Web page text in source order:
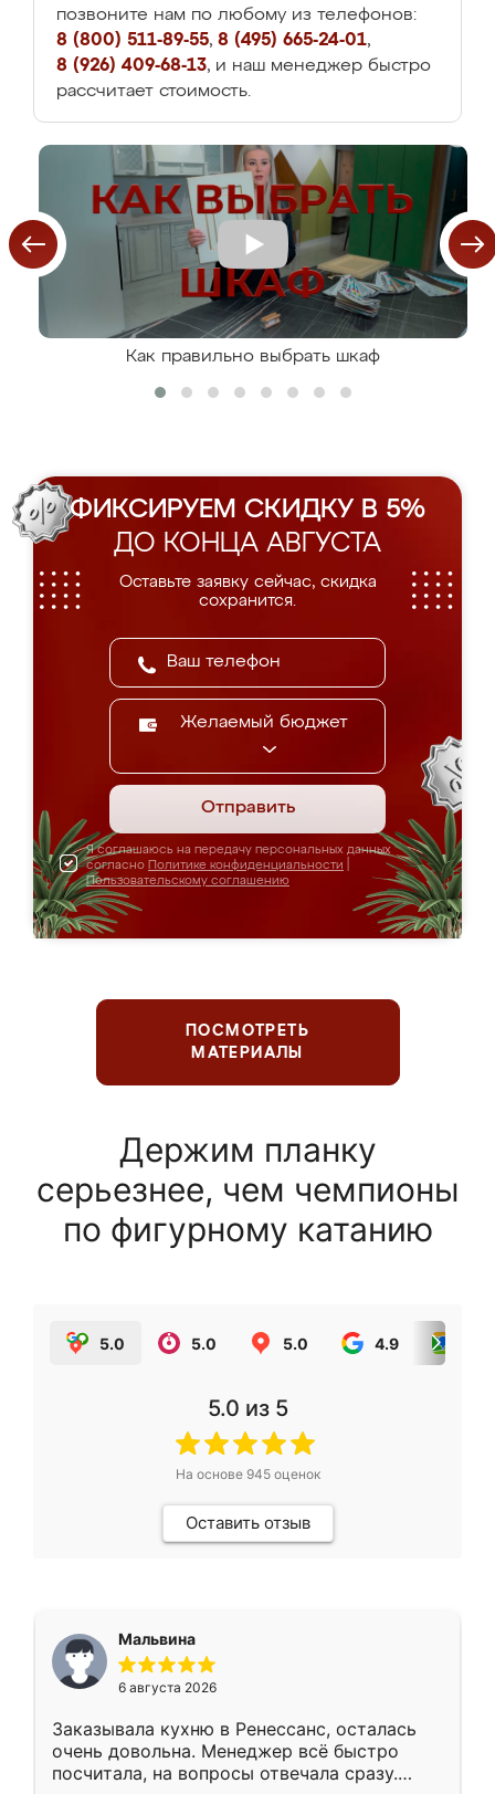
позвоните нам по любому из телефонов:
8 (800) 511-89-55, 8 (495) 665-24-01,
8 (926) 409-68-13, и наш менеджер быстро
рассчитает стоимость.
Как правильно выбрать шкаф
ФИКСИРУЕМ СКИДКУ В 5%
ДО КОНЦА АВГУСТА
Оставьте заявку сейчас, скидка
сохранится.
Желаемый бюджет
Отправить
Я соглашаюсь на передачу персональных данных
согласно Политике конфиденциальности
Пользовательскому соглашению
ПОСМОТРЕТЬ
МАТЕРИАЛЫ
Держим планку
серьезнее, чем чемпионы
по фигурному катанию
5.0 5.0 5.0 4.9
5.0 из 5
На основе 945оценок
Оставить отзыв
Мальвина
6 августа 2026
Заказывала кухню в Ренессанс, осталась
очень довольна. Менеджер всё быстро
посчитала, на вопросы отвечала сразу.